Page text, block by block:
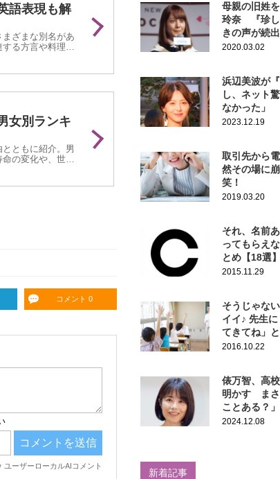
語表現も解
ざまな別名があ
る方言や料理に
女別ランキ
ともに紹介。男
の変化や、世界
コメント 0
母親の旧姓
玲奈 『珍し
きの声が続出
2020.03.02
浜辺美波が
し、ネット
なかった」
2023.12.19
取引先から
然その場に
笑！
2019.03.20
それ、名前
ってもらえ
とめ【18選】
2015.11.29
そうじゃな
イイ♪ 先生
てきてね」
違い
2016.10.22
俵万智、高
明かす まさ
ことある？」
2024.12.08
新着記事